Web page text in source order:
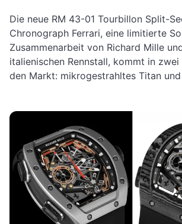
Die neue RM 43-01 Tourbillon Split-
Chronograph Ferrari, eine limitierte
Zusammenarbeit von Richard Mille
italienischen Rennstall, kommt in
den Markt: mikrogestrahltes Titan und